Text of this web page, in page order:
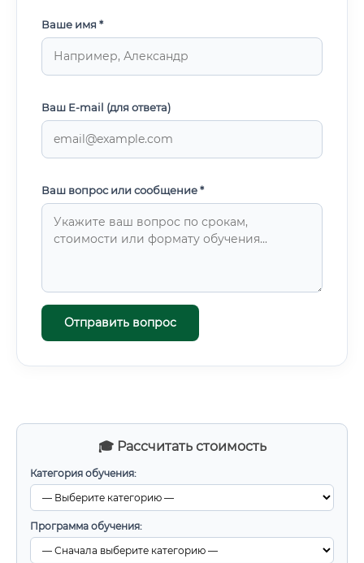
🎓 Рассчитать стоимость
Категория обучения:
Программа обучения:
Ваше имя *
Ваш E-mail (для ответа)
Ваш вопрос или сообщение *
Отправить вопрос